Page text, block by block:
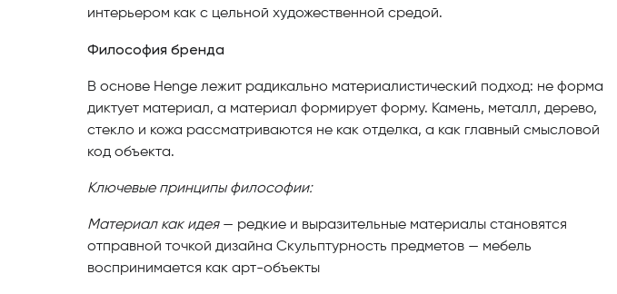
интерьером как с цельной художественной средой.
Философия бренда
В основе Henge лежит радикально материалистический подход: не форма
диктует материал, а материал формирует форму. Камень, металл, дерево,
стекло и кожа рассматриваются не как отделка, а как главный смысловой
код объекта.
Ключевые принципы философии:
Материал как идея— редкие и выразительные материалы становятся
отправной точкой дизайна Скульптурность предметов — мебель
воспринимается как арт-объекты